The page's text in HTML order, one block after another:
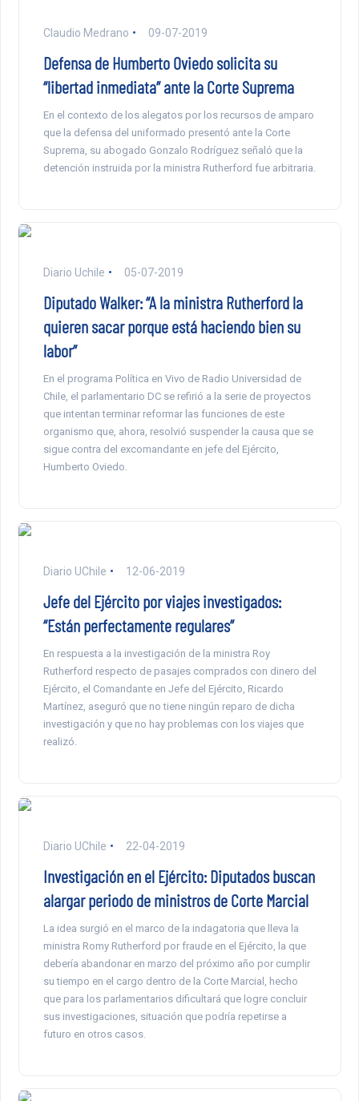
Claudio Medrano 09-07-2019
Defensa de Humberto Oviedo solicita su
“libertad inmediata” ante la Corte Suprema
En el contexto de los alegatos por los recursos de amparo
que la defensa del uniformado presentó ante la Corte
Suprema, su abogado Gonzalo Rodríguez señaló que la
detención instruida por la ministra Rutherford fue arbitraria.
Diario Uchile 05-07-2019
Diputado Walker: “A la ministra Rutherford la
quieren sacar porque está haciendo bien su
labor”
En el programa Política en Vivo de Radio Universidad de
Chile, el parlamentario DC se refirió a la serie de proyectos
que intentan terminar reformar las funciones de este
organismo que, ahora, resolvió suspender la causa que se
sigue contra del excomandante en jefe del Ejército,
Humberto Oviedo.
Diario UChile 12-06-2019
Jefe del Ejército por viajes investigados:
“Están perfectamente regulares”
En respuesta a la investigación de la ministra Roy
Rutherford respecto de pasajes comprados con dinero del
Ejército, el Comandante en Jefe del Ejército, Ricardo
Martínez, aseguró que no tiene ningún reparo de dicha
investigación y que no hay problemas con los viajes que
realizó.
Diario UChile 22-04-2019
Investigación en el Ejército: Diputados buscan
alargar periodo de ministros de Corte Marcial
La idea surgió en el marco de la indagatoria que lleva la
ministra Romy Rutherford por fraude en el Ejército, la que
debería abandonar en marzo del próximo año por cumplir
su tiempo en el cargo dentro de la Corte Marcial, hecho
que para los parlamentarios dificultará que logre concluir
sus investigaciones, situación que podría repetirse a
futuro en otros casos.